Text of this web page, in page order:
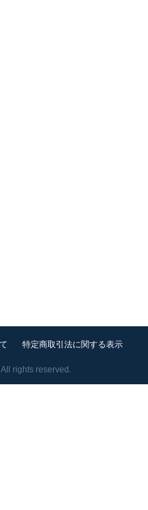
特定商取引法に関する表示
rights reserved.